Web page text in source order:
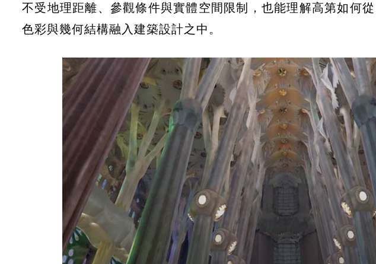
不受地理距離、參觀條件與實體空間限制，也能理解高第如何
色彩與幾何結構融入建築設計之中。